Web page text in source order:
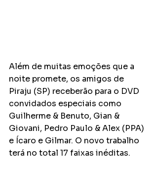
Além de muitas emoções que a
noite promete, os amigos de
Piraju (SP) receberão para o DVD
convidados especiais como
Guilherme & Benuto, Gian &
Giovani, Pedro Paulo & Alex (PPA)
e Ícaro e Gilmar. O novo trabalho
terá no total 17 faixas inéditas.